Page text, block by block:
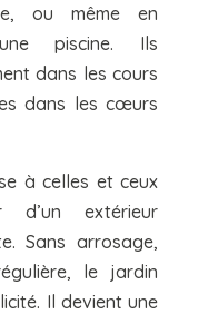
ou même en
piscine. Ils
dans les cours
dans les cœurs
à celles et ceux
d’un extérieur
Sans arrosage,
le jardin
Il devient une